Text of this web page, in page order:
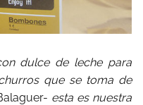
dulce de leche para
que se toma de
esta es nuestra